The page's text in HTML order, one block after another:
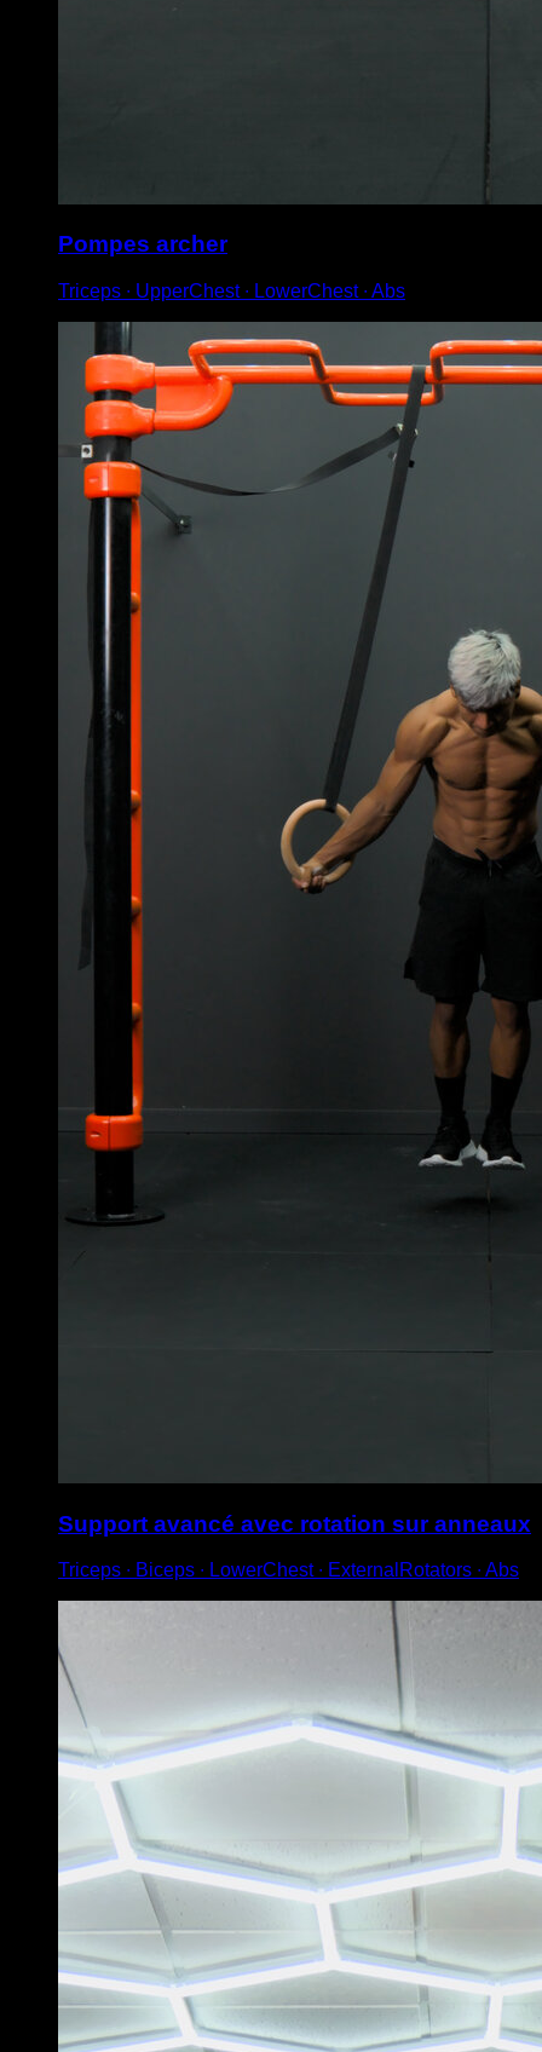
Pompes archer
Triceps ∙ UpperChest ∙ LowerChest ∙ Abs
Support avancé avec rotation sur anneaux
Triceps ∙ Biceps ∙ LowerChest ∙ ExternalRotators ∙ Abs